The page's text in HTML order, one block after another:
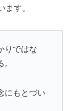
ます。
りではな
にもとづい